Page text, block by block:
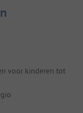
voor kinderen tot